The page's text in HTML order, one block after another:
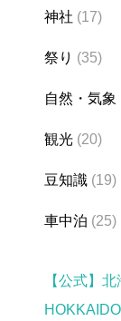
神社 (17)
祭り (35)
自然・気象
観光 (20)
豆知識 (19)
車中泊 (25)
【公式】